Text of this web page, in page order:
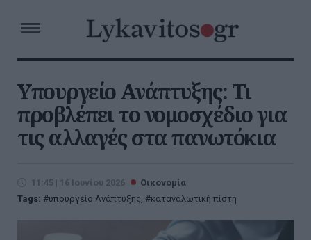
Υπουργείο Ανάπτυξης: Τι
προβλέπει το νομοσχέδιο για
τις αλλαγές στα πανωτόκια
11:45 | 16 Ιουνίου 2026
Οικονομία
Tags:
υπουργείο Ανάπτυξης, καταναλωτική πίστη